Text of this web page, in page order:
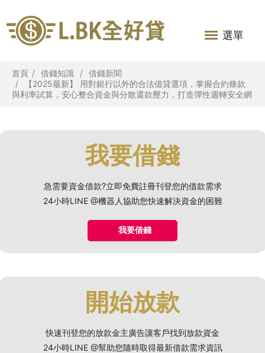
選單
首頁 借錢知識
借錢新聞
【2025最新】 用對銀行以外的合法借貸選項，掌握合約條款
與利率試算，安心整合資金與分散還款壓力，打造彈性週轉安全網
我要借錢
急需要資金借款?立即免費註冊刊登您的借款需求
24小時LINE @機器人協助您快速解決資金的困難
我要借錢
開始放款
快速刊登您的放款金主廣告讓客戶找到放款資金
24小時LINE @幫助您隨時取得最新借款需求資訊